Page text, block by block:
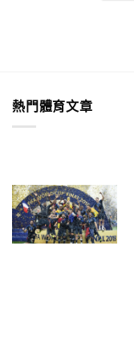
熱門體育文章